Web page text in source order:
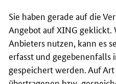
Sie haben gerade auf die
Angebot auf XING geklickt.
Anbieters nutzen, kann es
erfasst und gegebenenfalls
gespeichert werden. Auf